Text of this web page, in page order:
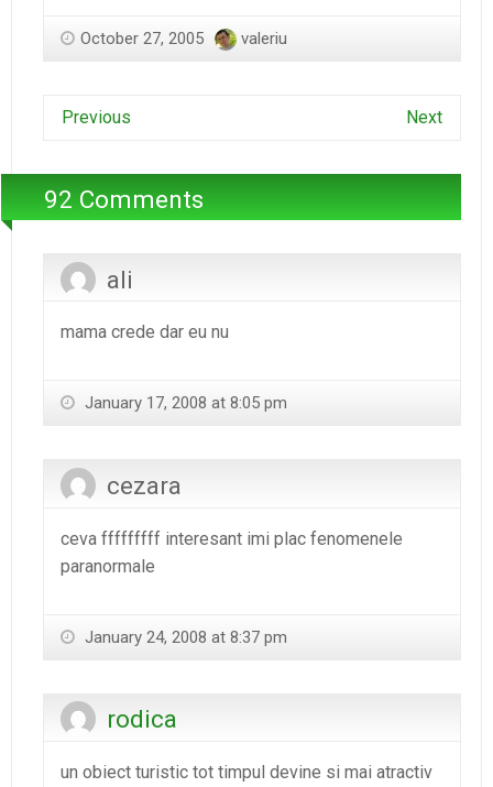
October 27, 2005 valeriu
Previous Next
92 Comments
ali
mama crede dar eu nu
January 17, 2008 at 8:05 pm
cezara
ceva fffffffff interesant imi plac fenomenele
paranormale
January 24, 2008 at 8:37 pm
rodica
un obiect turistic tot timpul devine si mai atractiv